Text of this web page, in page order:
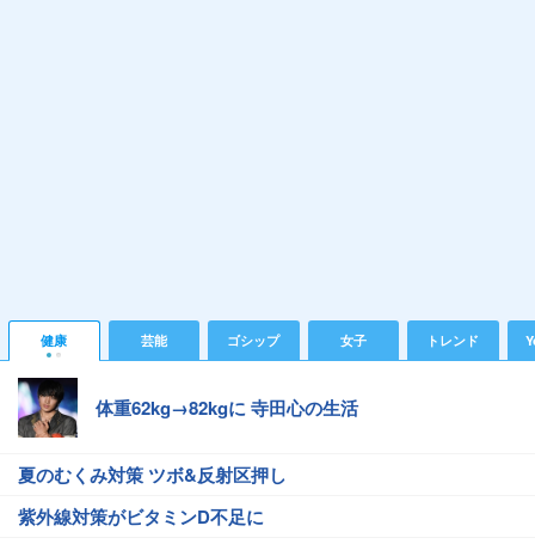
健康 芸能 ゴシップ 女子 トレンド
体重62kg→82kgに 寺田心の生活
夏のむくみ対策 ツボ&反射区押し
紫外線対策がビタミンD不足に